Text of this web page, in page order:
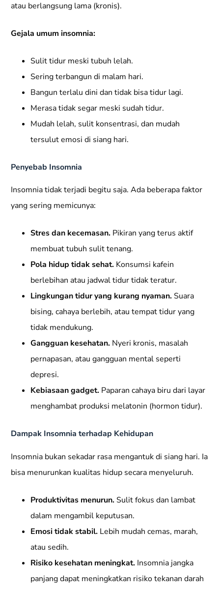
atau berlangsung lama (kronis).
Gejala umum insomnia:
Sulit tidur meski tubuh lelah.
Sering terbangun di malam hari.
Bangun terlalu dini dan tidak bisa tidur lagi.
Merasa tidak segar meski sudah tidur.
Mudah lelah, sulit konsentrasi, dan mudah
tersulut emosi di siang hari.
Penyebab Insomnia
Insomnia tidak terjadi begitu saja. Ada beberapa faktor
yang sering memicunya:
Stres dan kecemasan. Pikiran yang terus aktif
membuat tubuh sulit tenang.
Pola hidup tidak sehat. Konsumsi kafein
berlebihan atau jadwal tidur tidak teratur.
Lingkungan tidur yang kurang nyaman. Suara
bising, cahaya berlebih, atau tempat tidur yang
tidak mendukung.
Gangguan kesehatan. Nyeri kronis, masalah
pernapasan, atau gangguan mental seperti
depresi.
Kebiasaan gadget. Paparan cahaya biru dari layar
menghambat produksi melatonin (hormon tidur).
Dampak Insomnia terhadap Kehidupan
Insomnia bukan sekadar rasa mengantuk di siang hari. Ia
bisa menurunkan kualitas hidup secara menyeluruh.
Produktivitas menurun. Sulit fokus dan lambat
dalam mengambil keputusan.
Emosi tidak stabil. Lebih mudah cemas, marah,
atau sedih.
Risiko kesehatan meningkat. Insomnia jangka
panjang dapat meningkatkan risiko tekanan darah